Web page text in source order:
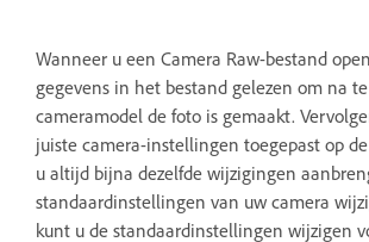
Wanneer u een Camera Raw-bestand
gegevens in het bestand gelezen om na
cameramodel de foto is gemaakt.
juiste camera-instellingen toegepast op
u altijd bijna dezelfde wijzigingen
standaardinstellingen van uw camera
kunt u de standaardinstellingen wijzigen